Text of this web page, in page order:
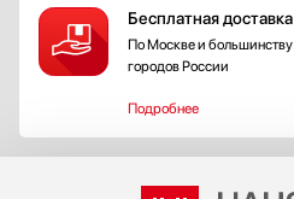
Бесплатная доставка
По Москве и большинству
городов России
Подробнее